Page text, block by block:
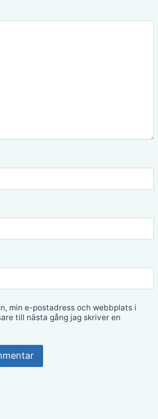
min e-postadress och webbplats i
till nästa gång jag skriver en